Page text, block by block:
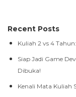
Recent Posts
Kuliah 2 vs 4
Siap Jadi Game
Dibuka!
Kenali Mata Kuliah